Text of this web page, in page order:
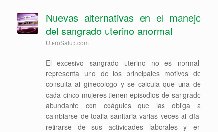
Nuevas alternativas en el manejo
del sangrado uterino anormal
UteroSalud.com
El excesivo sangrado uterino no es normal,
representa uno de los principales motivos de
consulta al ginecólogo y se calcula que una de
cada cinco mujeres tienen episodios de sangrado
abundante con coágulos que las obliga a
cambiarse de toalla sanitaria varias veces al día,
retirarse de sus actividades laborales y en